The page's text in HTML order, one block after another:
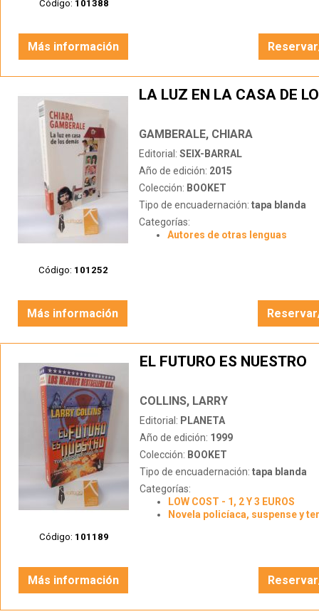
Código: 101388
Más información
Código: 101252
LA LUZ EN LA CASA DE
GAMBERALE, CHIARA
Editorial: SEIX-BARRAL
Año de edición: 2015
Colección: BOOKET
Tipo de encuadernación: tapa blanda
Categorías:
Autores de otras lenguas
Más información
Código: 101189
EL FUTURO ES NUESTRO
COLLINS, LARRY
Editorial: PLANETA
Año de edición: 1999
Colección: BOOKET
Tipo de encuadernación: tapa blanda
Categorías:
LOW COST - 1, 2 Y 3 EUROS
Novela policíaca, suspense y
Más información